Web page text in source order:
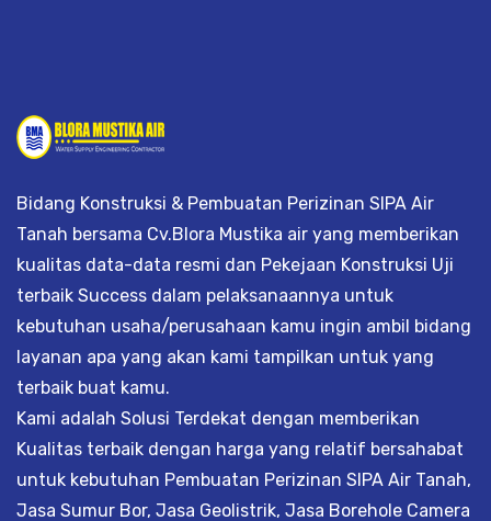
Bidang Konstruksi & Pembuatan Perizinan SIPA Air
Tanah bersama Cv.Blora Mustika air yang memberikan
kualitas data-data resmi dan Pekejaan Konstruksi Uji
terbaik Success dalam pelaksanaannya untuk
kebutuhan usaha/perusahaan kamu ingin ambil bidang
layanan apa yang akan kami tampilkan untuk yang
terbaik buat kamu.
Kami adalah Solusi Terdekat dengan memberikan
Kualitas terbaik dengan harga yang relatif bersahabat
untuk kebutuhan Pembuatan Perizinan SIPA Air Tanah,
Jasa Sumur Bor, Jasa Geolistrik, Jasa Borehole Camera